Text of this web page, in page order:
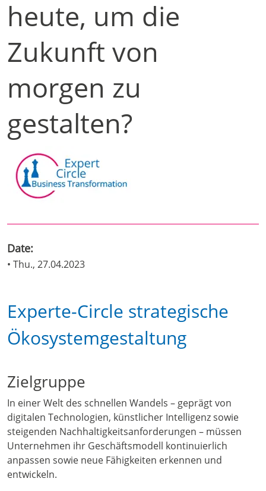
heute, um die
Zukunft von
morgen zu
gestalten?
Date:
• Thu., 27.04.2023
Experte-Circle strategische
Ökosystemgestaltung
Zielgruppe
In einer Welt des schnellen Wandels – geprägt von
digitalen Technologien, künstlicher Intelligenz sowie
steigenden Nachhaltigkeitsanforderungen – müssen
Unternehmen ihr Geschäftsmodell kontinuierlich
anpassen sowie neue Fähigkeiten erkennen und
entwickeln.